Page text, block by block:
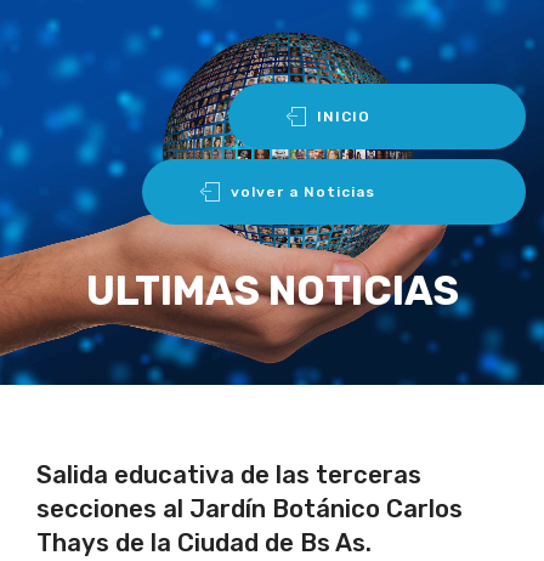
INICIO
volver a Noticias
ULTIMAS NOTICIAS
Salida educativa de las terceras
secciones al Jardín Botánico Carlos
Thays de la Ciudad de Bs As.